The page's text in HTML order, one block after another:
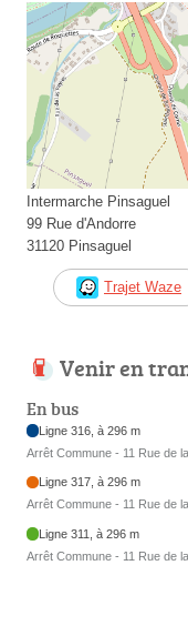
Intermarche Pinsaguel
99 Rue d'Andorre
31120 Pinsaguel
Trajet Waze
Venir en
En bus
Ligne 316, à 296 m
Arrêt Commune - 11 Rue de
Ligne 317, à 296 m
Arrêt Commune - 11 Rue de
Ligne 311, à 296 m
Arrêt Commune - 11 Rue de